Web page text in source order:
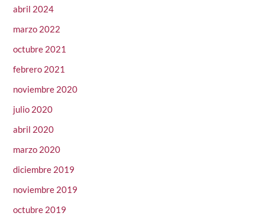
abril 2024
marzo 2022
octubre 2021
febrero 2021
noviembre 2020
julio 2020
abril 2020
marzo 2020
diciembre 2019
noviembre 2019
octubre 2019